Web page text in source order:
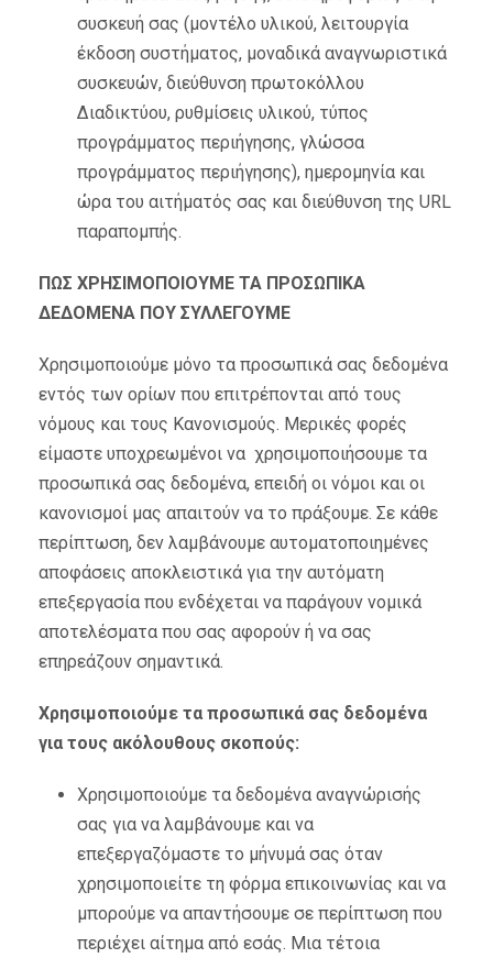
συσκευή σας (μοντέλο υλικού, λειτουργία
έκδοση συστήματος, μοναδικά αναγνωριστικά
συσκευών, διεύθυνση πρωτοκόλλου
Διαδικτύου, ρυθμίσεις υλικού, τύπος
προγράμματος περιήγησης, γλώσσα
προγράμματος περιήγησης), ημερομηνία και
ώρα του αιτήματός σας και διεύθυνση της URL
παραπομπής.
ΠΩΣ ΧΡΗΣΙΜΟΠΟΙΟΥΜΕ ΤΑ ΠΡΟΣΩΠΙΚΑ
ΔΕΔΟΜΕΝΑ ΠΟΥ ΣΥΛΛΕΓΟΥΜΕ
Χρησιμοποιούμε μόνο τα προσωπικά σας δεδομένα
εντός των ορίων που επιτρέπονται από τους
νόμους και τους Κανονισμούς. Μερικές φορές
είμαστε υποχρεωμένοι να χρησιμοποιήσουμε τα
προσωπικά σας δεδομένα, επειδή οι νόμοι και οι
κανονισμοί μας απαιτούν να το πράξουμε. Σε κάθε
περίπτωση, δεν λαμβάνουμε αυτοματοποιημένες
αποφάσεις αποκλειστικά για την αυτόματη
επεξεργασία που ενδέχεται να παράγουν νομικά
αποτελέσματα που σας αφορούν ή να σας
επηρεάζουν σημαντικά.
Χρησιμοποιούμε τα προσωπικά σας δεδομένα
για τους ακόλουθους σκοπούς:
Χρησιμοποιούμε τα δεδομένα αναγνώρισής
σας για να λαμβάνουμε και να
επεξεργαζόμαστε το μήνυμά σας όταν
χρησιμοποιείτε τη φόρμα επικοινωνίας και να
μπορούμε να απαντήσουμε σε περίπτωση που
περιέχει αίτημα από εσάς. Μια τέτοια